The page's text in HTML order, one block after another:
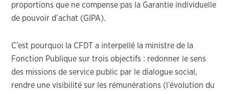
proportions que ne compense pas la Garantie individuelle
de pouvoir d’achat (GIPA).
C’est pourquoi la CFDT a interpellé la ministre de la
Fonction Publique sur trois objectifs : redonner le sens
des missions de service public par le dialogue social,
rendre une visibilité sur les rémunérations (l’évolution du